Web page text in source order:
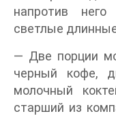
напротив
светлые
— Две порции
черный кофе,
молочный
старший из